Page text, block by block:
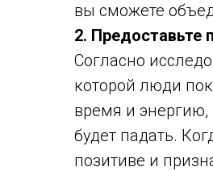
вы сможете
2. Предоставьте
Согласно
которой люди
время и
будет падать.
позитиве и